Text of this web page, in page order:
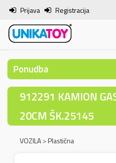
Prijava Registracija
Ponudba
912291 KAMION
20CM ŠK.25145
VOZILA>Plastična